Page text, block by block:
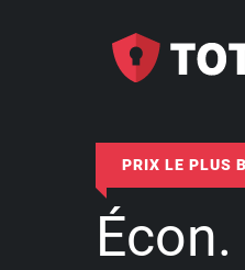
PRIX LE PLUS
Écon.